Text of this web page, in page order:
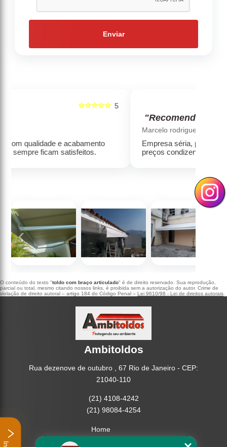
Enviar
Empresa séria, produtos de alta qualidade, com
preços condizentes com a qualidade.
‹
O conteúdo do texto "toldo com braço articulado" é de direito reservado. Sua reprodução,
parcial ou total, mesmo citando nossos links, é proibida sem a autorização do autor. Crime de
violação de direito autoral – artigo 184 do Código Penal – Lei 9610/98 - Lei de direitos autorais
Ambitoldos
Rua dezenove de outubro , 67 Rio de Janeiro - CEP:
21040-110
(21) 4108-4242
(21) 98084-4254
Home